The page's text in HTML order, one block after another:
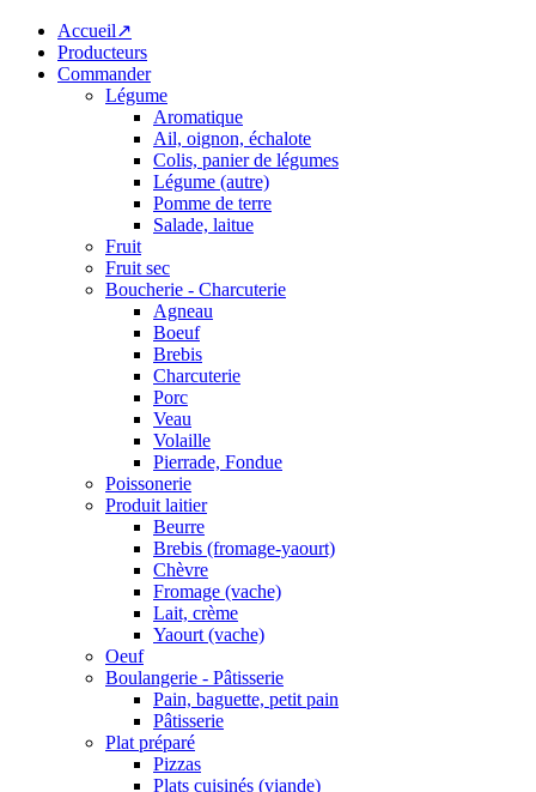
Accueil↗
Producteurs
Commander
Légume
Aromatique
Ail, oignon, échalote
Colis, panier de légumes
Légume (autre)
Pomme de terre
Salade, laitue
Fruit
Fruit sec
Boucherie - Charcuterie
Agneau
Boeuf
Brebis
Charcuterie
Porc
Veau
Volaille
Pierrade, Fondue
Poissonerie
Produit laitier
Beurre
Brebis (fromage-yaourt)
Chèvre
Fromage (vache)
Lait, crème
Yaourt (vache)
Oeuf
Boulangerie - Pâtisserie
Pain, baguette, petit pain
Pâtisserie
Plat préparé
Pizzas
Plats cuisinés (viande)